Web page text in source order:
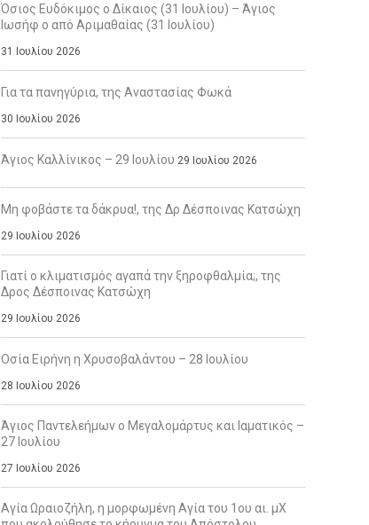
Όσιος Ευδόκιμος ο Δίκαιος (31 Ιουλίου) – Άγιος
Ιωσήφ ο από Αριμαθαίας (31 Ιουλίου)
31 Ιουλίου 2026
Για τα πανηγύρια, της Αναστασίας Φωκά
30 Ιουλίου 2026
Άγιος Καλλίνικος – 29 Ιουλίου 29 Ιουλίου 2026
Μη φοβάστε τα δάκρυα!, της Δρ Δέσποινας Κατσώχη
29 Ιουλίου 2026
Γιατί ο κλιματισμός αγαπά την ξηροφθαλμία;, της
Δρος Δέσποινας Κατσώχη
29 Ιουλίου 2026
Οσία Ειρήνη η Χρυσοβαλάντου – 28 Ιουλίου
28 Ιουλίου 2026
Άγιος Παντελεήμων ο Μεγαλομάρτυς και Ιαματικός –
27 Ιουλίου
27 Ιουλίου 2026
Αγία Ωραιοζήλη, η μορφωμένη Αγία του 1ου αι. μΧ